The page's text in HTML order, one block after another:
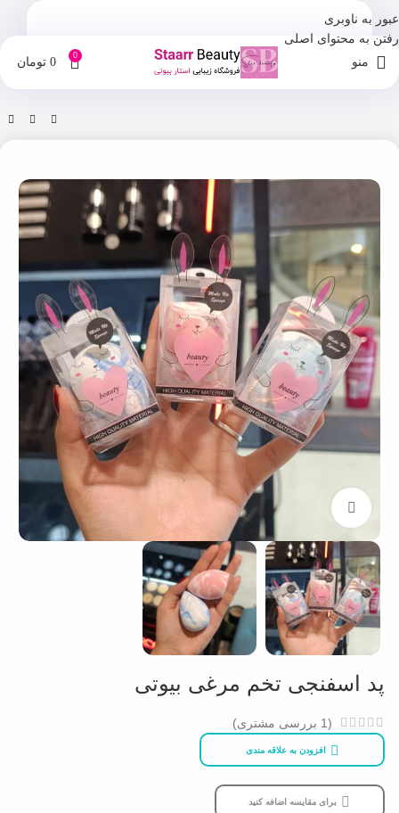
عبور به ناوبری
رفتن به محتوای اصلی
منو 0
0 تومان
فروشگاه ابزار آرایشی
بزرگنمایی تصویر
پد اسفنجی تخم مرغی بیوتی
(
1 بررسی مشتری)
افزودن به علاقه مندی
برای مقایسه اضافه کنید